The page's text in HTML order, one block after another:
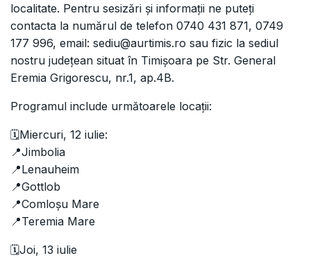
localitate. Pentru sesizări și informații ne puteți
contacta la numărul de telefon 0740 431 871, 0749
177 996, email: sediu@aurtimis.ro sau fizic la sediul
nostru județean situat în Timișoara pe Str. General
Eremia Grigorescu, nr.1, ap.4B.
Programul include următoarele locații:
🗓️Miercuri, 12 iulie:
📍Jimbolia
📍Lenauheim
📍Gottlob
📍Comloșu Mare
📍Teremia Mare
🗓️Joi, 13 iulie